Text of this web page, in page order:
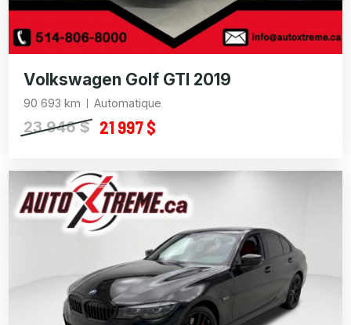
Volkswagen Golf GTI 2019
90 693 km Automatique
23 946 $ 21 997 $